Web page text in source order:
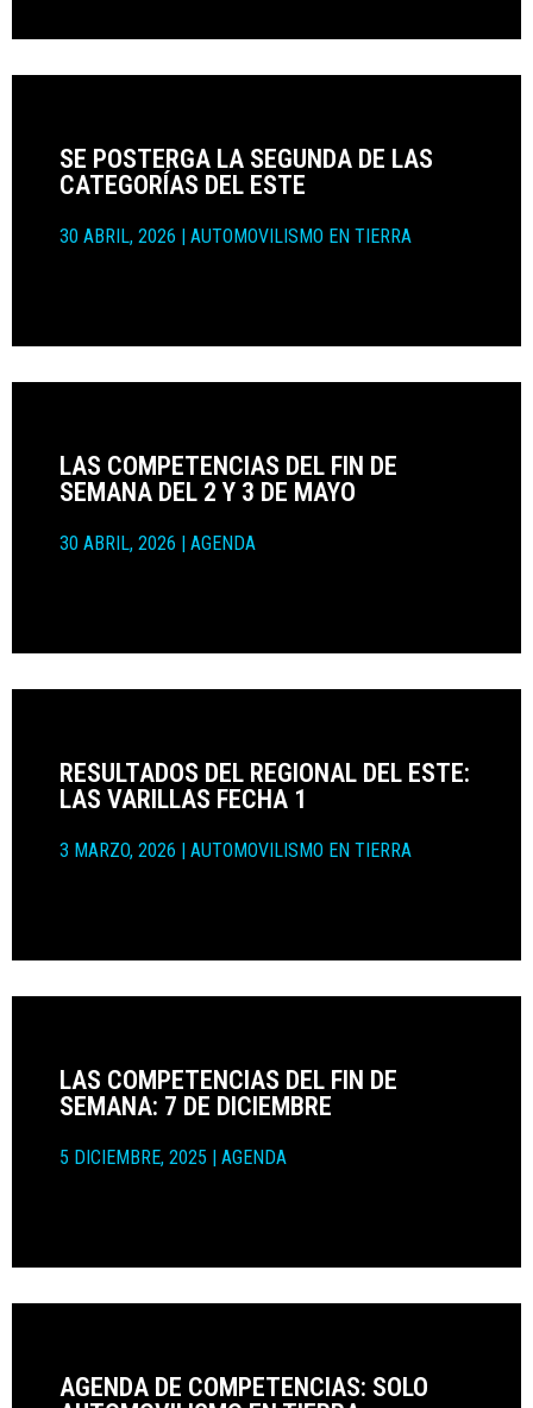
SE POSTERGA LA SEGUNDA DE LAS
CATEGORÍAS DEL ESTE
30 ABRIL, 2026 AUTOMOVILISMO EN TIERRA
LAS COMPETENCIAS DEL FIN DE
SEMANA DEL 2 Y 3 DE MAYO
30 ABRIL, 2026 AGENDA
RESULTADOS DEL REGIONAL DEL ESTE:
LAS VARILLAS FECHA 1
3 MARZO, 2026 AUTOMOVILISMO EN TIERRA
LAS COMPETENCIAS DEL FIN DE
SEMANA: 7 DE DICIEMBRE
5 DICIEMBRE, 2025 AGENDA
AGENDA DE COMPETENCIAS: SOLO